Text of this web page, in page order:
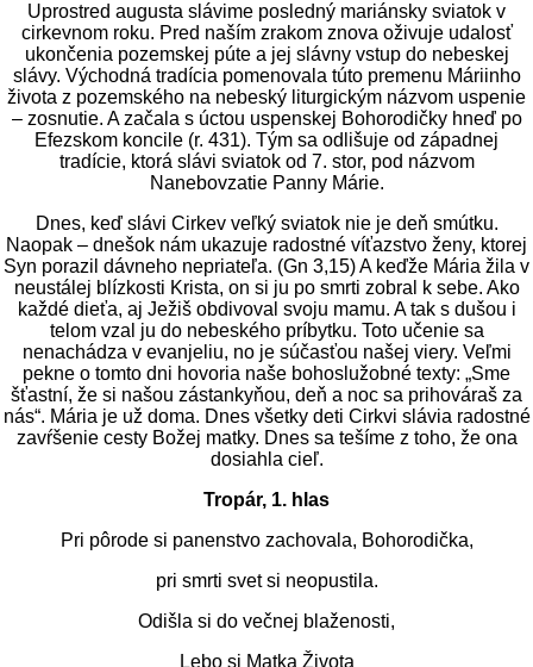
Uprostred augusta slávime posledný mariánsky sviatok v
cirkevnom roku. Pred naším zrakom znova oživuje udalosť
ukončenia pozemskej púte a jej slávny vstup do nebeskej
slávy. Východná tradícia pomenovala túto premenu Máriinho
života z pozemského na nebeský liturgickým názvom uspenie
– zosnutie. A začala s úctou uspenskej Bohorodičky hneď po
Efezskom koncile (r. 431). Tým sa odlišuje od západnej
tradície, ktorá slávi sviatok od 7. stor, pod názvom
Nanebovzatie Panny Márie.
Dnes, keď slávi Cirkev veľký sviatok nie je deň smútku.
Naopak – dnešok nám ukazuje radostné víťazstvo ženy, ktorej
Syn porazil dávneho nepriateľa. (Gn 3,15) A keďže Mária žila v
neustálej blízkosti Krista, on si ju po smrti zobral k sebe. Ako
každé dieťa, aj Ježiš obdivoval svoju mamu. A tak s dušou i
telom vzal ju do nebeského príbytku. Toto učenie sa
nenachádza v evanjeliu, no je súčasťou našej viery. Veľmi
pekne o tomto dni hovoria naše bohoslužobné texty: „Sme
šťastní, že si našou zástankyňou, deň a noc sa prihováraš za
nás“. Mária je už doma. Dnes všetky deti Cirkvi slávia radostné
zavŕšenie cesty Božej matky. Dnes sa tešíme z toho, že ona
dosiahla cieľ.
Tropár, 1. hlas
Pri pôrode si panenstvo zachovala, Bohorodička,
pri smrti svet si neopustila.
Odišla si do večnej blaženosti,
Lebo si Matka Života